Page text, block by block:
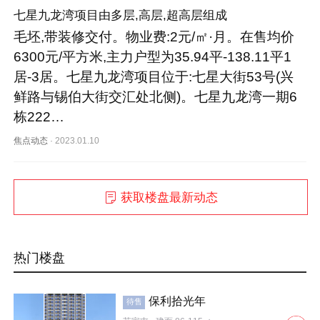
七星九龙湾项目由多层,高层,超高层组成
毛坯,带装修交付。物业费:2元/㎡·月。在售均价
6300元/平方米,主力户型为35.94平-138.11平1
居-3居。七星九龙湾项目位于:七星大街53号(兴
鲜路与锡伯大街交汇处北侧)。七星九龙湾一期6
栋222…
焦点动态 ·2023.01.10
获取楼盘最新动态
热门楼盘
待售 保利拾光年